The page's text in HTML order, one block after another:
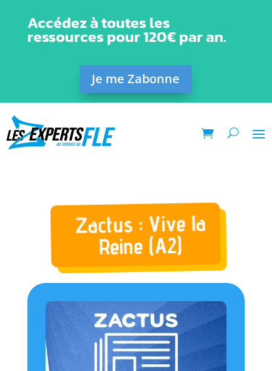
Accédez à toutes les
ressources pour 120€ par an.
Je me Zabonne
Zactus : Vive la
Reine (A2)